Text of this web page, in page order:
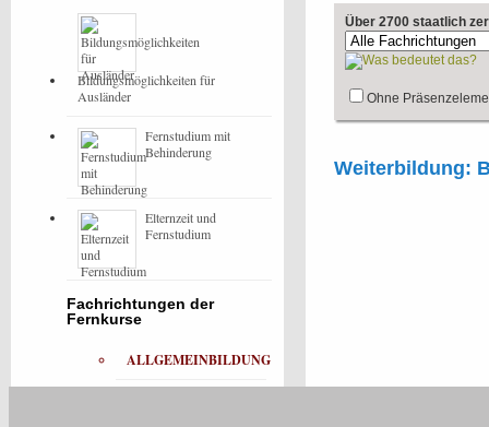
Über 2700 staatlich
Ohne
Weiterbildung:
Bildungsmöglichkeiten für
Ausländer
Fernstudium mit
Behinderung
Elternzeit und
Fernstudium
Fachrichtungen der
Fernkurse
ALLGEMEINBILDUNG